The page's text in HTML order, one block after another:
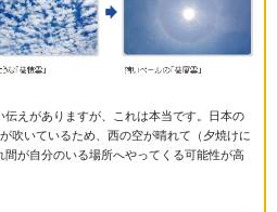
伝えがありますが、これは本当です。日本の
吹いているため、西の空が晴れて（夕焼けに
が自分のいる場所へやってくる可能性が高